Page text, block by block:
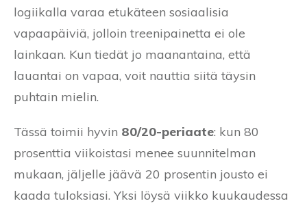
logiikalla varaa etukäteen sosiaalisia
vapaapäiviä, jolloin treenipainetta ei ole
lainkaan. Kun tiedät jo maanantaina, että
lauantai on vapaa, voit nauttia siitä täysin
puhtain mielin.
Tässä toimii hyvin 80/20-periaate: kun 80
prosenttia viikoistasi menee suunnitelman
mukaan, jäljelle jäävä 20 prosentin jousto ei
kaada tuloksiasi. Yksi löysä viikko kuukaudessa